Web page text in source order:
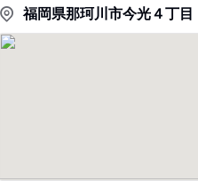
福岡県那珂川市今光４丁目